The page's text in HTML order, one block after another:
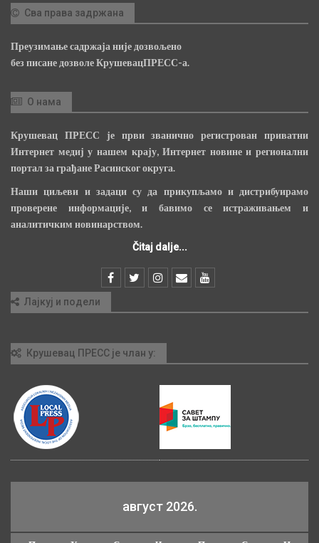
Сва права задржана
Преузимање садржаја није дозвољено
без писане дозволе КрушевацПРЕСС-а.
О нама
Крушевац ПРЕСС је први званично регистрован приватни
Интернет медиј у нашем крају, Интернет новине и регионални
портал за грађане Расинског округа.
Наши циљеви и задаци су да прикупљамо и дистрибуирамо
проверене информације, и бавимо се истраживањем и
аналитичким новинарством.
Čitaj dalje...
Лајкуј и подели
Крушевац ПРЕСС је члан у:
август 2026.